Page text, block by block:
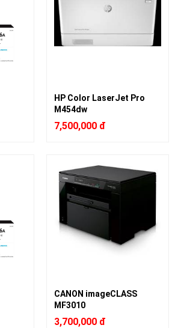
HP Color LaserJet Pro
M454dw
7,500,000 đ
CANON imageCLASS
MF3010
3,700,000 đ